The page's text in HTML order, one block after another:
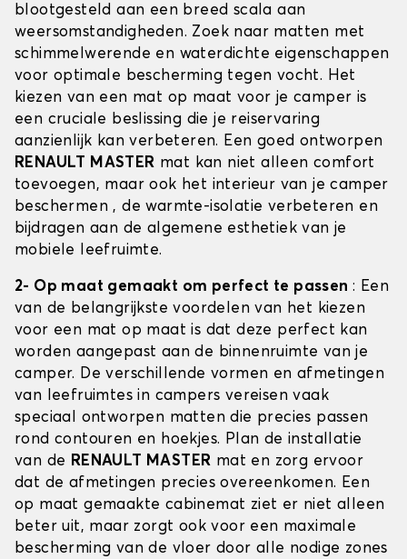
blootgesteld aan een breed scala aan
weersomstandigheden. Zoek naar matten met
schimmelwerende en waterdichte eigenschappen
voor optimale bescherming tegen vocht. Het
kiezen van een mat op maat voor je camper is
een cruciale beslissing die je reiservaring
aanzienlijk kan verbeteren. Een goed ontworpen
RENAULT MASTER mat kan niet alleen comfort
toevoegen, maar ook het interieur van je camper
beschermen , de warmte-isolatie verbeteren en
bijdragen aan de algemene esthetiek van je
mobiele leefruimte.
2- Op maat gemaakt om perfect te passen : Een
van de belangrijkste voordelen van het kiezen
voor een mat op maat is dat deze perfect kan
worden aangepast aan de binnenruimte van je
camper. De verschillende vormen en afmetingen
van leefruimtes in campers vereisen vaak
speciaal ontworpen matten die precies passen
rond contouren en hoekjes. Plan de installatie
van de RENAULT MASTER mat en zorg ervoor
dat de afmetingen precies overeenkomen. Een
op maat gemaakte cabinemat ziet er niet alleen
beter uit, maar zorgt ook voor een maximale
bescherming van de vloer door alle nodige zones